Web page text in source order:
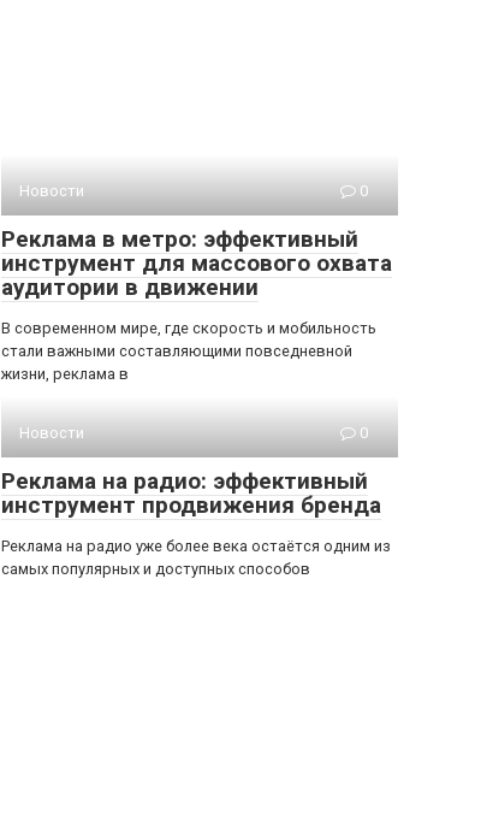
Новости 0
Реклама в метро: эффективный
инструмент для массового охвата
аудитории в движении
В современном мире, где скорость и мобильность
стали важными составляющими повседневной
жизни, реклама в
Новости 0
Реклама на радио: эффективный
инструмент продвижения бренда
Реклама на радио уже более века остаётся одним из
самых популярных и доступных способов